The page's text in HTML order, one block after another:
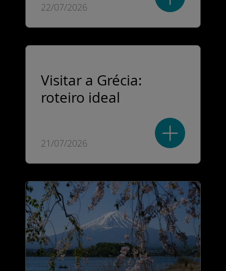
22/07/2026
Visitar a Grécia:
roteiro ideal
21/07/2026